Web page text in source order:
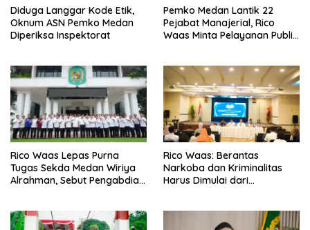
Diduga Langgar Kode Etik,
Oknum ASN Pemko Medan
Diperiksa Inspektorat
Pemko Medan Lantik 22
Pejabat Manajerial, Rico
Waas Minta Pelayanan Publik
Rico Waas Lepas Purna
Tugas Sekda Medan Wiriya
Alrahman, Sebut Pengabdian
Rico Waas: Berantas
Narkoba dan Kriminalitas
Harus Dimulai dari